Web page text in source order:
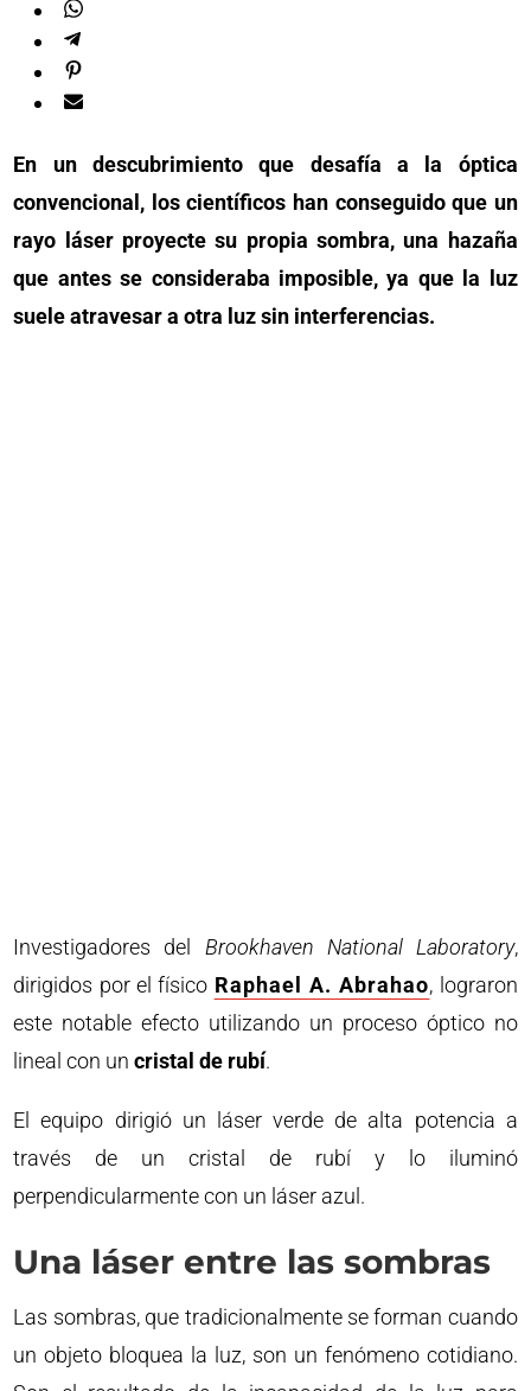
En un descubrimiento que desafía a la óptica
convencional, los científicos han conseguido que un
rayo láser proyecte su propia sombra, una hazaña
que antes se consideraba imposible, ya que la luz
suele atravesar a otra luz sin interferencias.
Investigadores del Brookhaven National Laboratory,
dirigidos por el físico Raphael A. Abrahao, lograron
este notable efecto utilizando un proceso óptico no
lineal con uncristal de rubí.
El equipo dirigió un láser verde de alta potencia a
través de un cristal de rubí y lo iluminó
perpendicularmente con un láser azul.
Una láser entre las sombras
Las sombras, que tradicionalmente se forman cuando
un objeto bloquea la luz, son un fenómeno cotidiano.